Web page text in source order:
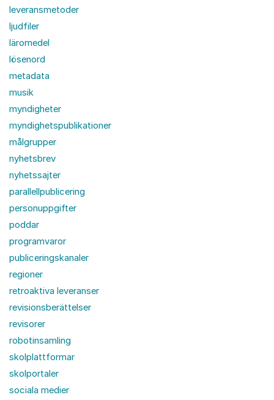
leveransmetoder
ljudfiler
läromedel
lösenord
metadata
musik
myndigheter
myndighetspublikationer
målgrupper
nyhetsbrev
nyhetssajter
parallellpublicering
personuppgifter
poddar
programvaror
publiceringskanaler
regioner
retroaktiva leveranser
revisionsberättelser
revisorer
robotinsamling
skolplattformar
skolportaler
sociala medier